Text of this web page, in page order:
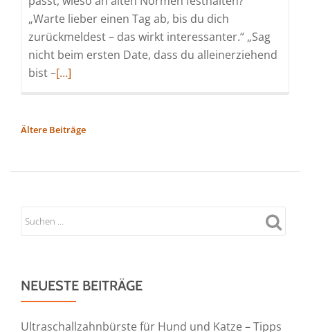
„Warte lieber einen Tag ab, bis du dich
zurückmeldest – das wirkt interessanter.“ „Sag
nicht beim ersten Date, dass du alleinerziehend
bist –Read
Parship
[…]
BEITRAGSNAVIGATION
Ältere Beiträge
NEUESTE BEITRÄGE
Ultraschallzahnbürste für Hund und Katze – Tipps